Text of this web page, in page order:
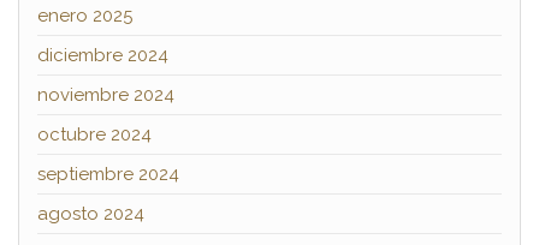
enero 2025
diciembre 2024
noviembre 2024
octubre 2024
septiembre 2024
agosto 2024